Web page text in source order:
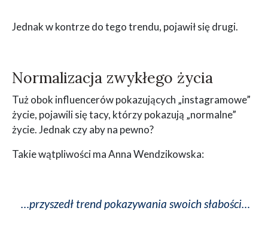
Jednak w kontrze do tego trendu, pojawił się drugi.
Normalizacja zwykłego życia
Tuż obok influencerów pokazujących „instagramowe”
życie, pojawili się tacy, którzy pokazują „normalne”
życie. Jednak czy aby na pewno?
Takie wątpliwości ma Anna Wendzikowska:
…przyszedł trend pokazywania swoich słabości…